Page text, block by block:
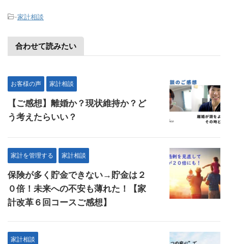
-家計相談
合わせて読みたい
お客様の声 家計相談
【ご感想】離婚か？現状維持か？ど
う考えたらいい？
家計を管理する 家計相談
保険が多く貯金できない→貯金は２
０倍！未来への不安も薄れた！【家
計改革６回コースご感想】
家計相談